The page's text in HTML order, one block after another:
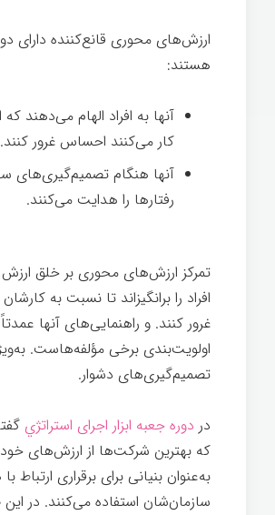
ارزش‌های محوری قانع‌کننده دارای
هستند:
آنها به افراد الهام می‌دهند
کار می‌کنند احساس غرور کنند.
آنها هنگام
رفتارها را هدایت می‌کنند.
تمرکز ارزش‌های محوری بر خلق ارزش
افراد را برانگیزاند تا نسبت به
غرور کنند. و راهنمایی‌های آنها
اولویت‌بندی برخی مؤلفه‌هاست.
تصمیم‌گیری‌های دشوار.
در دوره جعبه ابزار اجرای استراتژي
که بهترین شرکت‌ها از ارزش‌های
به‌عنوان بنیانی برای برقراری ارتباط
سازمان‌شان استفاده می‌کنند. در